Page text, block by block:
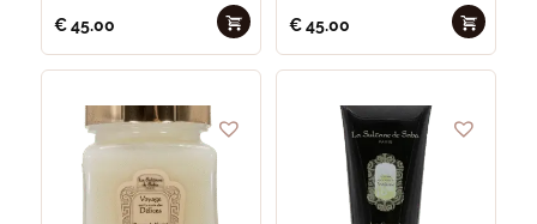
€45.00 €45.00